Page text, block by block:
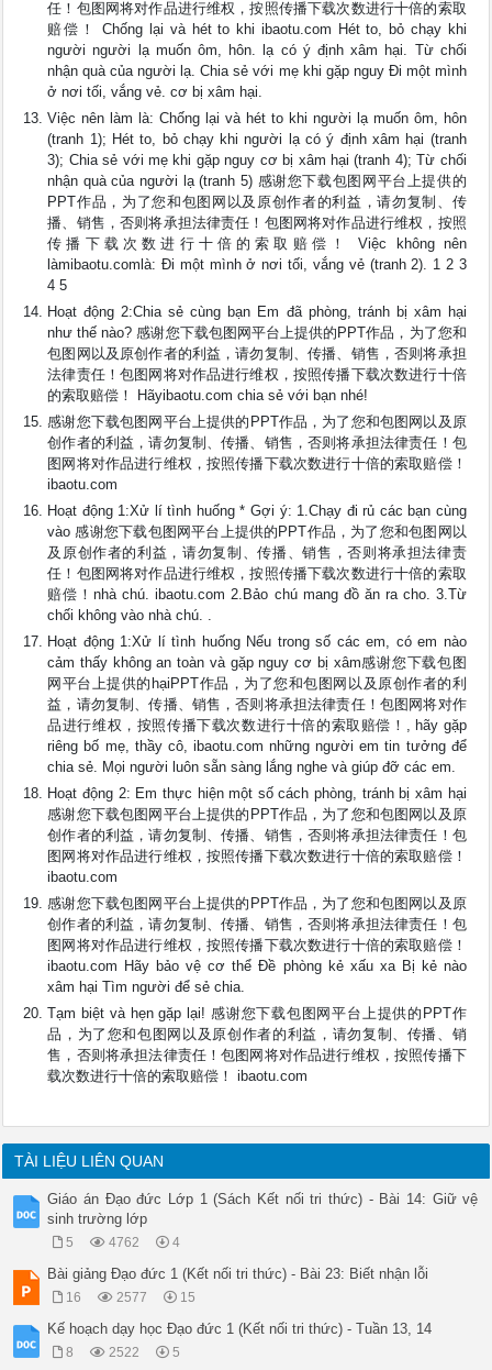
任！包图网将对作品进行维权，按照传播下载次数进行十倍的索取
赔偿！ Chống lại và hét to khi ibaotu.com Hét to, bỏ chạy khi
người người lạ muốn ôm, hôn. lạ có ý định xâm hại. Từ chối
nhận quà của người lạ. Chia sẻ với mẹ khi gặp nguy Đi một mình
ở nơi tối, vắng vẻ. cơ bị xâm hại.
Việc nên làm là: Chống lại và hét to khi người lạ muốn ôm, hôn
(tranh 1); Hét to, bỏ chạy khi người lạ có ý định xâm hại (tranh
3); Chia sẻ với mẹ khi gặp nguy cơ bị xâm hại (tranh 4); Từ chối
nhận quà của người lạ (tranh 5) 感谢您下载包图网平台上提供的
PPT作品，为了您和包图网以及原创作者的利益，请勿复制、传
播、销售，否则将承担法律责任！包图网将对作品进行维权，按照
传播下载次数进行十倍的索取赔偿！ Việc không nên
làmibaotu.comlà: Đi một mình ở nơi tối, vắng vẻ (tranh 2). 1 2 3
4 5
Hoạt động 2:Chia sẻ cùng bạn Em đã phòng, tránh bị xâm hại
như thế nào? 感谢您下载包图网平台上提供的PPT作品，为了您和
包图网以及原创作者的利益，请勿复制、传播、销售，否则将承担
法律责任！包图网将对作品进行维权，按照传播下载次数进行十倍
的索取赔偿！ Hãyibaotu.com chia sẻ với bạn nhé!
感谢您下载包图网平台上提供的PPT作品，为了您和包图网以及原
创作者的利益，请勿复制、传播、销售，否则将承担法律责任！包
图网将对作品进行维权，按照传播下载次数进行十倍的索取赔偿！
ibaotu.com
Hoạt động 1:Xử lí tình huống * Gợi ý: 1.Chạy đi rủ các bạn cùng
vào 感谢您下载包图网平台上提供的PPT作品，为了您和包图网以
及原创作者的利益，请勿复制、传播、销售，否则将承担法律责
任！包图网将对作品进行维权，按照传播下载次数进行十倍的索取
赔偿！nhà chú. ibaotu.com 2.Bảo chú mang đồ ăn ra cho. 3.Từ
chối không vào nhà chú. .
Hoạt động 1:Xử lí tình huống Nếu trong số các em, có em nào
cảm thấy không an toàn và gặp nguy cơ bị xâm感谢您下载包图
网平台上提供的hạiPPT作品，为了您和包图网以及原创作者的利
益，请勿复制、传播、销售，否则将承担法律责任！包图网将对作
品进行维权，按照传播下载次数进行十倍的索取赔偿！, hãy gặp
riêng bố mẹ, thầy cô, ibaotu.com những người em tin tưởng để
chia sẻ. Mọi người luôn sẵn sàng lắng nghe và giúp đỡ các em.
Hoạt động 2: Em thực hiện một số cách phòng, tránh bị xâm hại
感谢您下载包图网平台上提供的PPT作品，为了您和包图网以及原
创作者的利益，请勿复制、传播、销售，否则将承担法律责任！包
图网将对作品进行维权，按照传播下载次数进行十倍的索取赔偿！
ibaotu.com
感谢您下载包图网平台上提供的PPT作品，为了您和包图网以及原
创作者的利益，请勿复制、传播、销售，否则将承担法律责任！包
图网将对作品进行维权，按照传播下载次数进行十倍的索取赔偿！
ibaotu.com Hãy bảo vệ cơ thể Đề phòng kẻ xấu xa Bị kẻ nào
xâm hại Tìm người để sẻ chia.
Tạm biệt và hẹn gặp lại! 感谢您下载包图网平台上提供的PPT作
品，为了您和包图网以及原创作者的利益，请勿复制、传播、销
售，否则将承担法律责任！包图网将对作品进行维权，按照传播下
载次数进行十倍的索取赔偿！ ibaotu.com
TÀI LIỆU LIÊN QUAN
Giáo án Đạo đức Lớp 1 (Sách Kết nối tri thức) - Bài 14: Giữ vệ
sinh trường lớp
5 4762 4
Bài giảng Đạo đức 1 (Kết nối tri thức) - Bài 23: Biết nhận lỗi
16 2577 15
Kế hoạch dạy học Đạo đức 1 (Kết nối tri thức) - Tuần 13, 14
8 2522 5